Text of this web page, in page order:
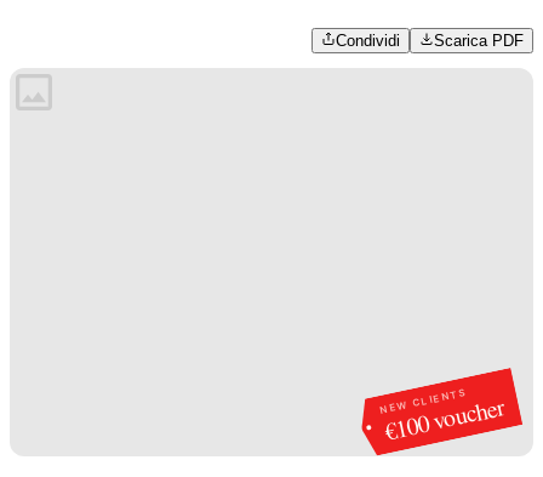
Condividi Scarica PDF
NEW CLIENTS
€100 voucher